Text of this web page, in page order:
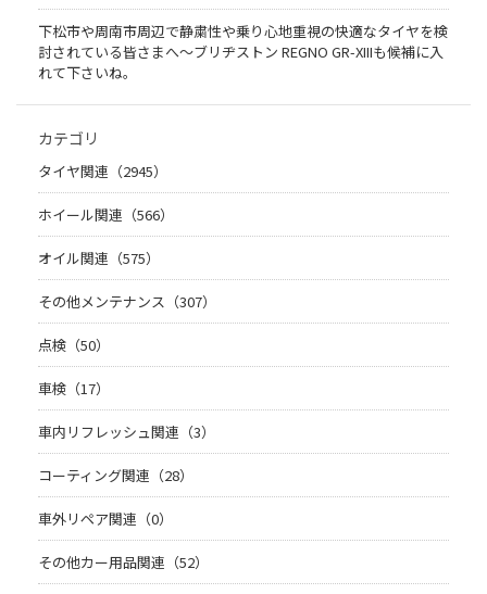
下松市や周南市周辺で静粛性や乗り心地重視の快適なタイヤを検
討されている皆さまへ〜ブリヂストン REGNO GR-XIIIも候補に入
れて下さいね。
カテゴリ
タイヤ関連（2945）
ホイール関連（566）
オイル関連（575）
その他メンテナンス（307）
点検（50）
車検（17）
車内リフレッシュ関連（3）
コーティング関連（28）
車外リペア関連（0）
その他カー用品関連（52）